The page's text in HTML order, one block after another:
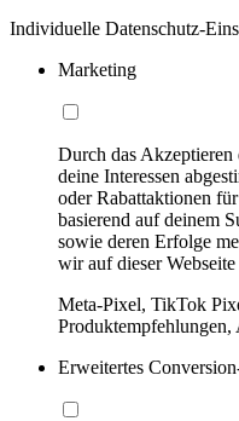
Individuelle Datenschutz-
Marketing
Durch das
deine Interessen
oder Rabattaktionen
basierend auf deinem
sowie deren Erfolge
wir auf dieser
Meta-Pixel, TikTok
Produktempfehlungen,
Erweitertes